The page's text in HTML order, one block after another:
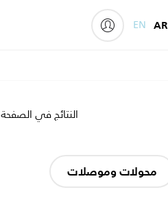
AR
EN
النتائج في الصفحة
محولات وموصلات